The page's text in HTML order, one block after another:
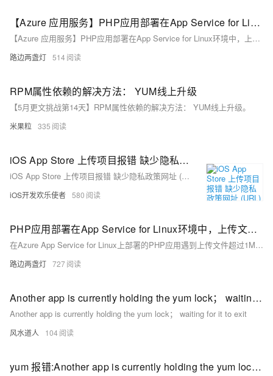
【Azure 应用服务】PHP应用部署在App Service for Linux环境中，上传文件大于1MB时，遇见了413 Request Entity Too Large 错误的解决方法
【Azure 应用服务】PHP应用部署在App Service for Linux环境中，上传文件大于1MB时，遇见了413 Request Entity Too Large 错误的解决方法
路边两盏灯 514
RPM属性依赖的解决方法： YUM线上升级
【5月更文挑战第14天】RPM属性依赖的解决方法： YUM线上升级。
米果粒 335
iOS App Store 上传项目报错 缺少隐私政策网址 (URL) 解决方法
iOS App Store 上传项目报错 缺少隐私政策网址 (URL) 解决方法
iOS开发欢乐使者 580
PHP应用部署在App Service for Linux环境中，上传文件大于1MB时，遇见了413 Request Entity Too Large 错误的解决方法
在Azure App Service for Linux上部署的PHP应用遇到上传文件超过1MB时出现413 Request Entity Too Large错误的解决之法
路边两盏灯 727
Another app is currently holding the yum lock； waiting for it to exit
Another app is currently holding the yum lock； waiting for it to exit
风水道人 104
yum 报错:Another app is currently holding the yum lock； waiting for it to exit